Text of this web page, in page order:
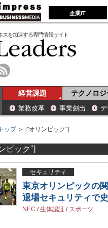
企業IT
スを加速する専門情報サイト
経営課題 テクノロジ
業務改革 事業創出 デ
ップ＞ ["オリンピック"]
ピック"]
セキュリティ
東京オリンピックの
退場セキュリティで
NEC /生体認証 / スポーツ